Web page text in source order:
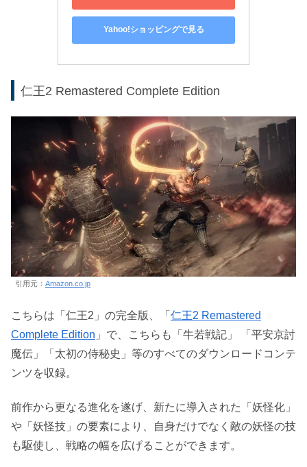
Yahoo!ショッピングで見る
仁王2 Remastered Complete Edition
引用元： Amazon.co.jp
こちらは「仁王2」の完全版、「 仁王2 Remastered
Complete Edition 」で、こちらも「牛若戦記」 「平安京討
魔伝」「太初の侍秘史」等のすべてのダウンロードコンテ
ンツを収録。
前作から更なる進化を遂げ、新たに導入された「妖怪化」
や「妖怪技」の要素により、自身だけでなく敵の妖怪の技
も駆使し、戦略の幅を広げることができます。